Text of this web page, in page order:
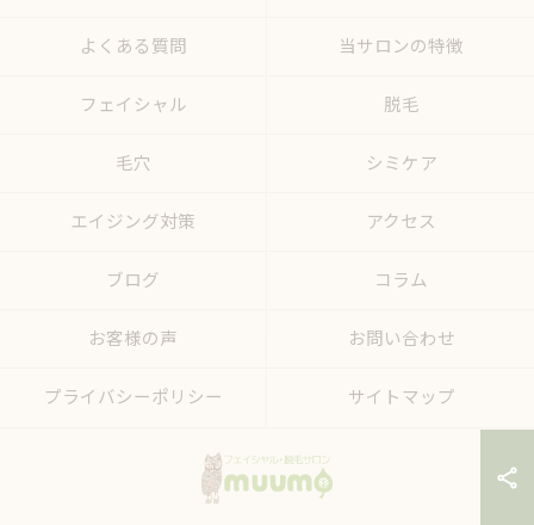
よくある質問 当サロンの特徴
フェイシャル 脱毛
毛穴 シミケア
エイジング対策 アクセス
ブログ コラム
お客様の声 お問い合わせ
プライバシーポリシー サイトマップ